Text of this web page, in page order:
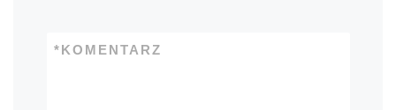
KOMENTARZ
*